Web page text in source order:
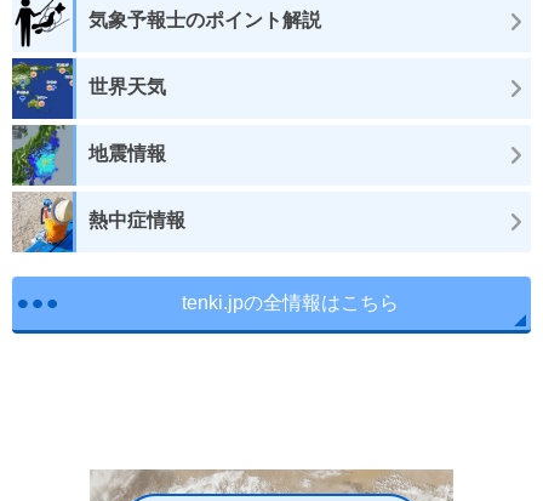
気象予報士のポイント解説
世界天気
地震情報
熱中症情報
tenki.jpの全情報はこちら